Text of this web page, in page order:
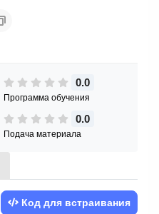
0.0
Программа обучения
0.0
Подача материала
Код для встраивания